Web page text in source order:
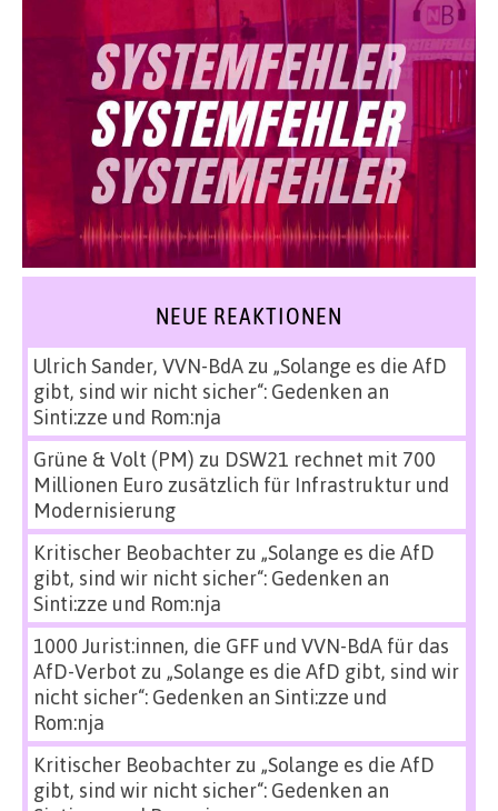
NEUE REAKTIONEN
Ulrich Sander, VVN-BdAzu „Solange es die AfD
gibt, sind wir nicht sicher“: Gedenken an
Sinti:zze und Rom:nja
Grüne & Volt (PM) zu DSW21 rechnet mit 700
Millionen Euro zusätzlich für Infrastruktur und
Modernisierung
Kritischer Beobachterzu „Solange es die AfD
gibt, sind wir nicht sicher“: Gedenken an
Sinti:zze und Rom:nja
1000 Jurist:innen, die GFF und VVN-BdA für das
AfD-Verbot zu „Solange es die AfD gibt, sind wir
nicht sicher“: Gedenken an Sinti:zze und
Rom:nja
Kritischer Beobachterzu „Solange es die AfD
gibt, sind wir nicht sicher“: Gedenken an